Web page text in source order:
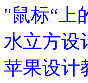
"鼠标“上
水立方设
苹果设计